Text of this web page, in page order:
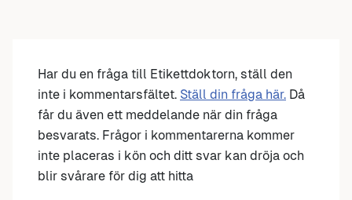
Har du en fråga till Etikettdoktorn, ställ den
inte i kommentarsfältet. Ställ din fråga här. Då
får du även ett meddelande när din fråga
besvarats. Frågor i kommentarerna kommer
inte placeras i kön och ditt svar kan dröja och
blir svårare för dig att hitta